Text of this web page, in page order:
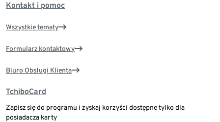
Kontakt i pomoc
Wszystkie tematy
Formularz kontaktowy
Biuro Obsługi Klienta
TchiboCard
Zapisz się do programu i zyskaj korzyści dostępne tylko dla
posiadacza karty